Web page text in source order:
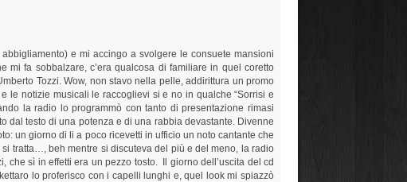
e mi accingo a svolgere le consuete mansioni
fa sobbalzare, c’era qualcosa di familiare in quel coretto
Tozzi. Wow, non stavo nella pelle, addirittura un promo
le notizie musicali le raccoglievi si e no in qualche “Sorrisi e
la radio lo programmò con tanto di presentazione rimasi
dal testo di una potenza e di una rabbia devastante. Divenne
un giorno di li a poco ricevetti in ufficio un noto cantante che
tratta…, beh mentre si discuteva del più e del meno, la radio
che sì in effetti era un pezzo tosto. Il giorno dell’uscita del cd
lo proferisco con i capelli lunghi e, quel look mi spiazzò